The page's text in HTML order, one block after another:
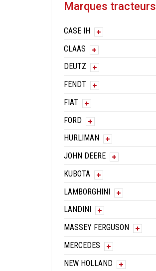
Marques tracteurs
CASE IH
CLAAS
DEUTZ
FENDT
FIAT
FORD
HURLIMAN
JOHN DEERE
KUBOTA
LAMBORGHINI
LANDINI
MASSEY FERGUSON
MERCEDES
NEW HOLLAND